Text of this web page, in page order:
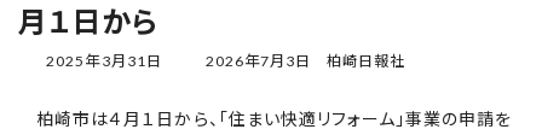
月１日から
2025年3月31日
最
新
2026年7月3日 柏崎日報社
柏崎市は４月１日から、「住まい快適リフォーム」事業の申請を